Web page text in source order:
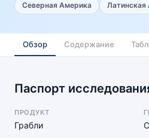
Северная Америка
Латинская
Обзор Содержание
Паспорт
ПРОДУКТ
Грабли